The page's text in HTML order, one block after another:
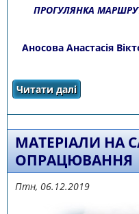
ПРОГУЛЯНКА
Аносова Анастасія
Читати далі
МАТЕРІАЛИ НА
ОПРАЦЮВАННЯ
Птн, 06.12.2019